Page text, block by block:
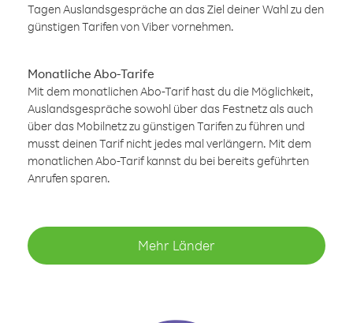
Tagen Auslandsgespräche an das Ziel deiner Wahl zu den
günstigen Tarifen von Viber vornehmen.
Monatliche Abo-Tarife
Mit dem monatlichen Abo-Tarif hast du die Möglichkeit,
Auslandsgespräche sowohl über das Festnetz als auch
über das Mobilnetz zu günstigen Tarifen zu führen und
musst deinen Tarif nicht jedes mal verlängern. Mit dem
monatlichen Abo-Tarif kannst du bei bereits geführten
Anrufen sparen.
Mehr Länder